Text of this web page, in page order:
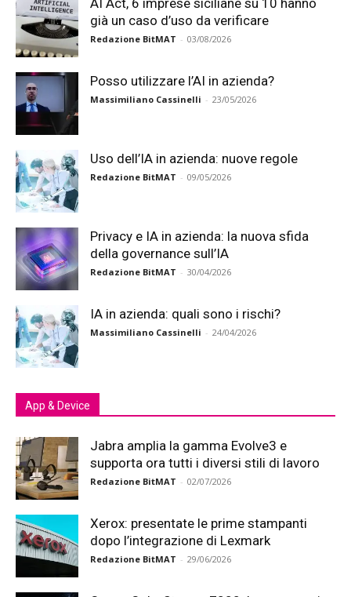
AI Act, 6 imprese siciliane su 10 hanno
già un caso d’uso da verificare
Redazione BitMAT - 03/08/2026
Posso utilizzare l’AI in azienda?
Massimiliano Cassinelli - 23/05/2026
Uso dell’IA in azienda: nuove regole
Redazione BitMAT - 09/05/2026
Privacy e IA in azienda: la nuova sfida
della governance sull’IA
Redazione BitMAT - 30/04/2026
IA in azienda: quali sono i rischi?
Massimiliano Cassinelli - 24/04/2026
App & Device
Jabra amplia la gamma Evolve3 e
supporta ora tutti i diversi stili di lavoro
Redazione BitMAT - 02/07/2026
Xerox: presentate le prime stampanti
dopo l’integrazione di Lexmark
Redazione BitMAT - 29/06/2026